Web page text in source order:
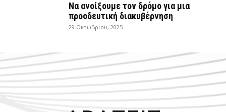
Να ανοίξουμε τον δρόμο για μια
προοδευτική διακυβέρνηση
29 Οκτωβρίου, 2025